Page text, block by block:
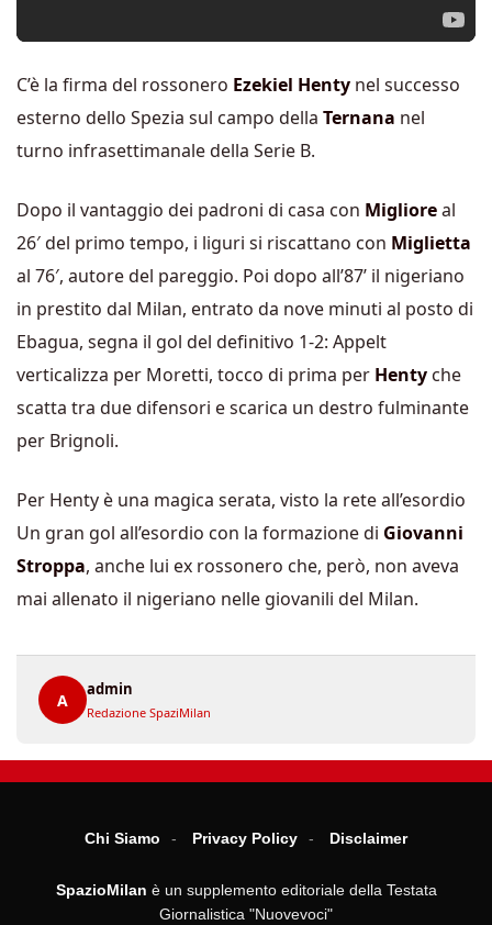
C’è la firma del rossonero Ezekiel Henty nel successo
esterno dello Spezia sul campo della Ternana nel
turno infrasettimanale della Serie B.
Dopo il vantaggio dei padroni di casa con Miglioreal
26′ del primo tempo, i liguri si riscattano con Miglietta
al 76′, autore del pareggio. Poi dopo all’87’ il nigeriano
in prestito dal Milan, entrato da nove minuti al posto di
Ebagua, segna il gol del definitivo 1-2: Appelt
verticalizza per Moretti, tocco di prima per Henty che
scatta tra due difensori e scarica un destro fulminante
per Brignoli.
Per Henty è una magica serata, visto la rete all’esordio
Un gran gol all’esordio con la formazione di Giovanni
Stroppa, anche lui ex rossonero che, però, non aveva
mai allenato il nigeriano nelle giovanili del Milan.
A
admin
Redazione SpaziMilan
Chi Siamo Privacy Policy Disclaimer
SpazioMilan è un supplemento editoriale della Testata
Giornalistica "Nuovevoci"